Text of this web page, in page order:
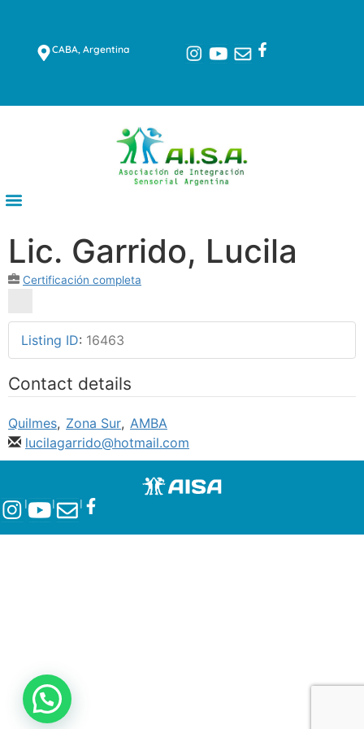
CABA, Argentina
Lic. Garrido, Lucila
Certificación completa
Listing ID: 16463
Contact details
Quilmes, Zona Sur, AMBA
lucilagarrido@hotmail.com
l l l